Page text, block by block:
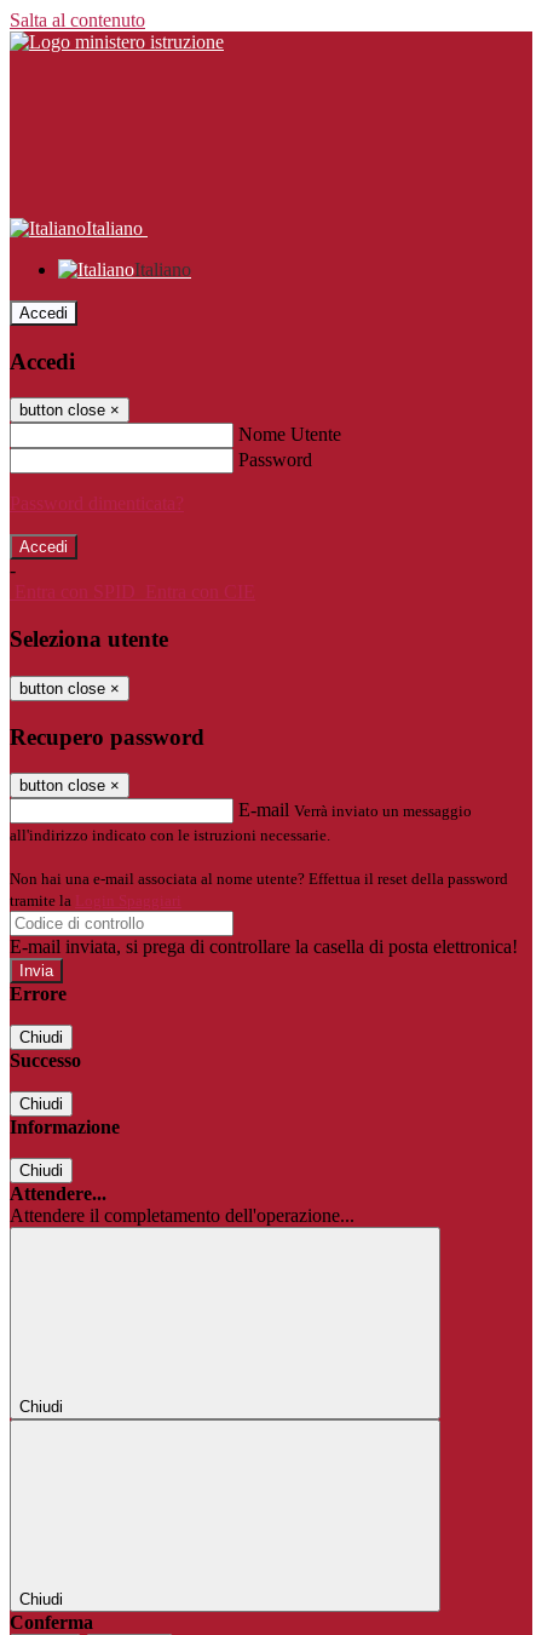
Salta al contenuto
Italiano
Italiano
Accedi
Accedi
button close ×
Nome Utente
Password
Password dimenticata?
-
Entra con SPID
Entra con CIE
Seleziona utente
button close ×
Recupero password
button close ×
E-mail Verrà inviato un messaggio
all'indirizzo indicato con le istruzioni necessarie.
Non hai una e-mail associata al nome utente? Effettua il reset della password
tramite la
Login Spaggiari
E-mail inviata, si prega di controllare la casella di posta elettronica!
Errore
Chiudi
Successo
Chiudi
Informazione
Chiudi
Attendere...
Attendere il completamento dell'operazione...
Chiudi
Chiudi
Conferma